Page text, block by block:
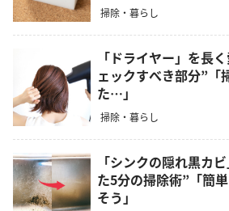
掃除・暮らし
「ドライヤー」を長
ェックすべき部分”「
た…」
掃除・暮らし
「シンクの隠れ黒カ
た5分の掃除術”「簡
そう」